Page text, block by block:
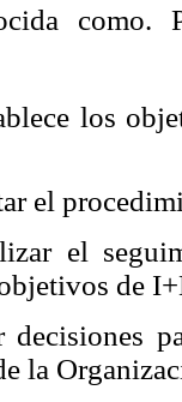
como.
los
el
el
de
decisiones
la